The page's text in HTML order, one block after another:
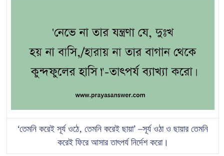
‘তেমনি করেই সূর্য ওঠে, তেমনি করেই ছায়া’ –সূর্য ওঠা ও ছায়ার তেমনি
করেই ফিরে আসার তাৎপর্য নির্দেশ করো।